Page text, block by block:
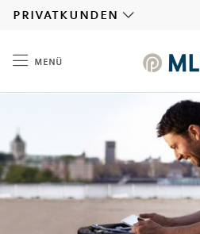
privatkunden
menü